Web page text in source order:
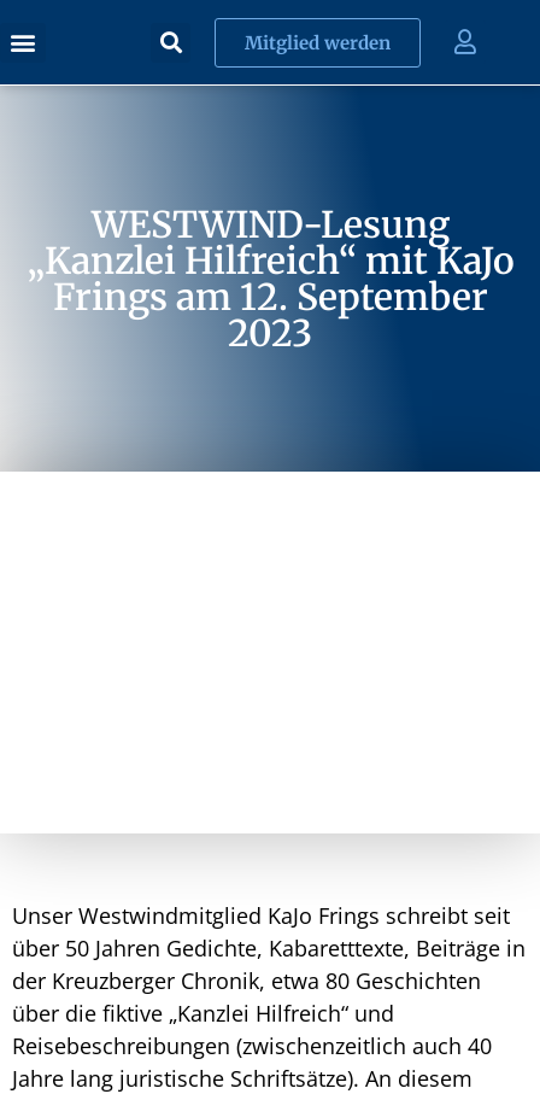
Mitglied werden
WESTWIND-Lesung
„Kanzlei Hilfreich“ mit KaJo
Frings am 12. September
2023
Unser Westwindmitglied KaJo Frings schreibt seit
über 50 Jahren Gedichte, Kabaretttexte, Beiträge in
der Kreuzberger Chronik, etwa 80 Geschichten
über die fiktive „Kanzlei Hilfreich“ und
Reisebeschreibungen (zwischenzeitlich auch 40
Jahre lang juristische Schriftsätze). An diesem